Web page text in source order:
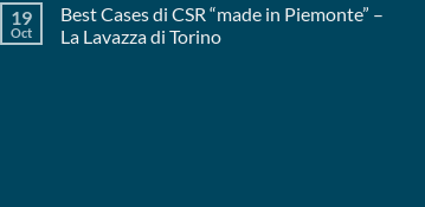
19
Oct
Best Cases di CSR “made in Piemonte” –
La Lavazza di Torino